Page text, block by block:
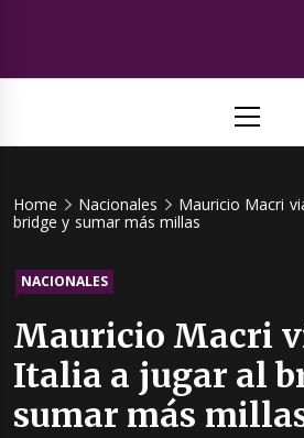
Menu
Home Nacionales
Mauricio Macri
bridge y sumar más millas
NACIONALES
Mauricio Macri
Italia a jugar al
sumar más